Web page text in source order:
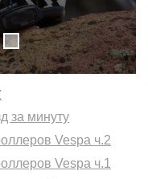
за минуту
Vespa ч.2
Vespa ч.1